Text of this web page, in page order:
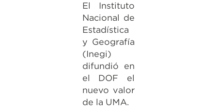
El Instituto
Nacional de
Estadística
y Geografía
(Inegi)
difundió en
el DOF el
nuevo valor
de la UMA.